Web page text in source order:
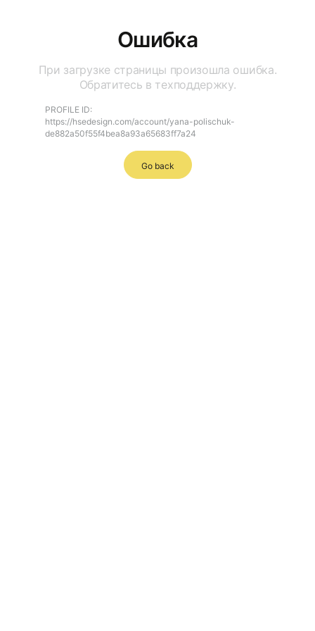
Ошибка
При загрузке страницы произошла ошибка.
Обратитесь в техподдержку.
PROFILE ID:
https://hsedesign.com/account/yana-polischuk-
de882a50f55f4bea8a93a65683ff7a24
Go back